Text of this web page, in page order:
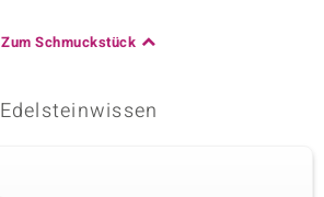
Zum Schmuckstück
Edelsteinwissen